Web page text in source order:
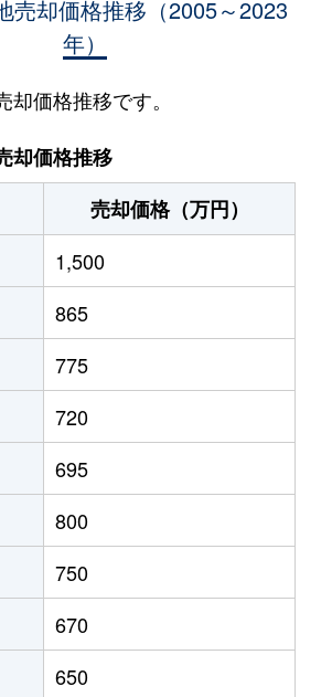
万円 東三条
万円
万円 燕三条
徒歩14分
750万円
2,100万円
840万円
2,000万円
950万円
600万円
700万円
590万円
750万円
売却価格推移（2005～2023
年）
価格推移です。
却価格推移
売却価格（万円）
1,500
865
775
720
695
800
750
670
650